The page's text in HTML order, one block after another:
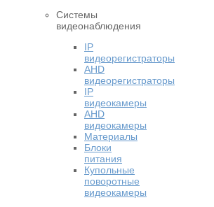
Системы
видеонаблюдения
IP
видеорегистраторы
AHD
видеорегистраторы
IP
видеокамеры
AHD
видеокамеры
Материалы
Блоки
питания
Купольные
поворотные
видеокамеры